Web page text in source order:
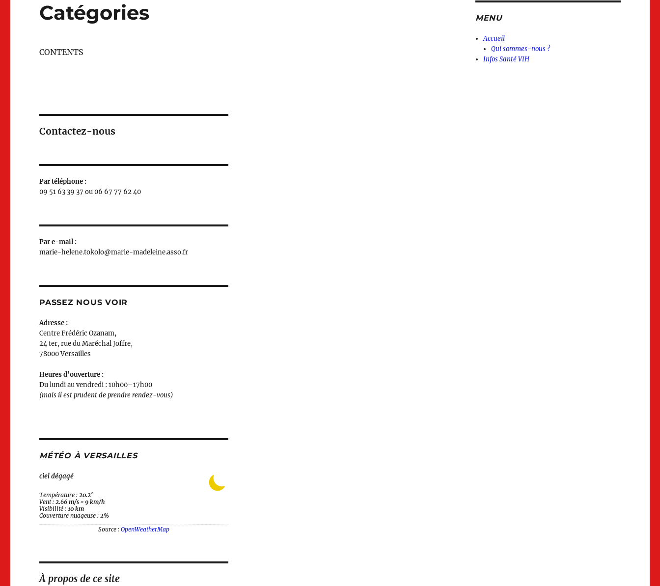
Catégories
CONTENTS
Contactez-nous
Par téléphone :
09 51 63 39 37 ou 06 67 77 62 40
Par e-mail :
marie-helene.tokolo@marie-madeleine.asso.fr
PASSEZ NOUS VOIR
Adresse :
Centre Frédéric Ozanam,
24 ter, rue du Maréchal Joffre,
78000 Versailles
Heures d’ouverture :
Du lundi au vendredi : 10h00–17h00
(mais il est prudent de prendre rendez-vous)
MÉTÉO À VERSAILLES
ciel dégagé
Température :20.2°
Vent :2.66 m/s =9 km/h
Visibilité :10 km
Couverture nuageuse :2%
Source : OpenWeatherMap
À propos de ce site
MENU
Accueil
Qui sommes-nous ?
Infos Santé VIH